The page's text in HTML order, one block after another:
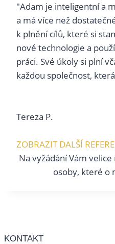
"Adam je inteligentní a
a má více než
k plnění cílů, které si
nové technologie a
práci. Své úkoly si plní
každou společnost,
Tereza P.
ZOBRAZIT DALŠÍ
Na vyžádání Vám
osoby, které o
KONTAKT